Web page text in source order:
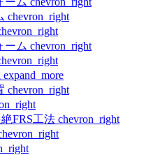
chevron_right
ーム chevron_right
expand_more
chevron_right
FRS工法 chevron_right